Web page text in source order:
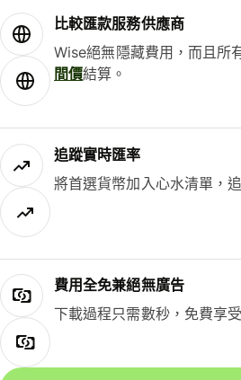
比較匯款服務供應商
Wise絕無隱藏費用，而且所
間價結算。
追蹤實時匯率
將首選貨幣加入心水清單，
費用全免兼絕無廣告
下載過程只需數秒，免費享